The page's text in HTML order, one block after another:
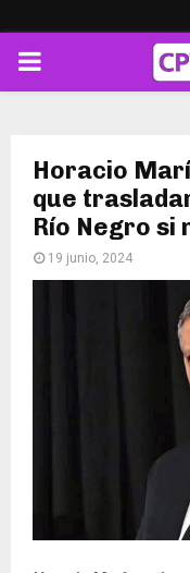
PRIMARY
Horacio
que
Río Negro si
19 junio, 2024